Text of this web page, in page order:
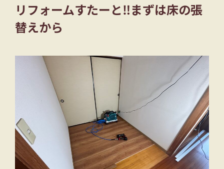
リフォームすたーと‼︎まずは床の張
替えから